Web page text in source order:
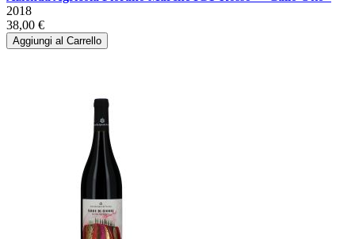
2018
38,00 €
Aggiungi al Carrello